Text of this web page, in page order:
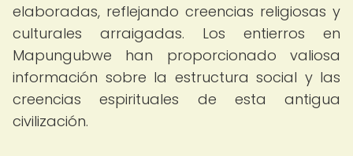
elaboradas, reflejando creencias religiosas y
culturales arraigadas. Los entierros en
Mapungubwe han proporcionado valiosa
información sobre la estructura social y las
creencias espirituales de esta antigua
civilización.